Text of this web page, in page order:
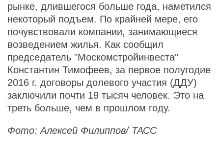
рынке, длившегося больше года, наметился
некоторый подъем. По крайней мере, его
почувствовали компании, занимающиеся
возведением жилья. Как сообщил
председатель "Москомстройинвеста"
Константин Тимофеев, за первое полугодие
2016 г. договоры долевого участия (ДДУ)
заключили почти 19 тысяч человек. Это на
треть больше, чем в прошлом году.
Фото: Алексей Филиппов/ ТАСС